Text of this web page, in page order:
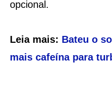
opcional.
Leia mais: Bateu o
mais cafeína para